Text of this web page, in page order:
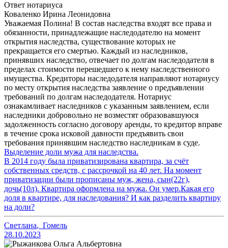
Ответ нотариуса
Коваленко Ирина Леонидовна
Уважаемая Полина! В состав наследства входят все права и
обязанности, принадлежащие наследодателю на момент
открытия наследства, существование которых не
прекращается его смертью. Каждый из наследников,
принявших наследство, отвечает по долгам наследодателя в
пределах стоимости перешедшего к нему наследственного
имущества. Кредиторы наследодателя направляют нотариусу
по месту открытия наследства заявление о предъявлении
требований по долгам наследодателя. Нотариус
ознакамливает наследников с указанным заявлением, если
наследники добровольно не возместят образовавшуюся
задолженность согласно договору аренды, то кредитор вправе
в течение срока исковой давности предъявить свои
требования принявшим наследство наследникам в суде.
Выделение доли мужа для наследства.
В 2014 году была приватизирована квартира, за счёт
собственных средств, с рассрочкой на 40 лет. На момент
приватизации были прописаны муж, жена, сын(22г),
дочь(10л). Квартира оформлена на мужа. Он умер.Какая его
доля в квартире, для наследования? И как разделить квартиру
на доли?
Светлана, Гомель
28.10.2023